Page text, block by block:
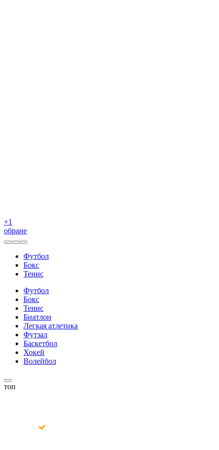
+1
обране
Футбол
Бокс
Тенис
Футбол
Бокс
Тенис
Биатлон
Легкая атлетика
Футзал
Баскетбол
Хокей
Волейбол
топ